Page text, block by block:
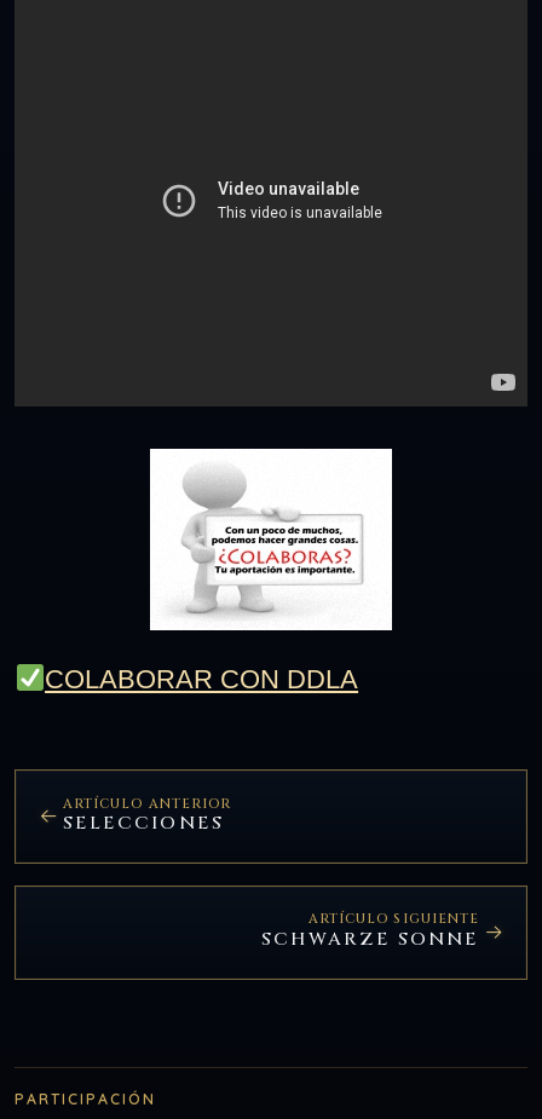
COLABORAR CON DDLA
ARTÍCULO ANTERIOR
SELECCIONES
ARTÍCULO SIGUIENTE
SCHWARZE SONNE
PARTICIPACIÓN